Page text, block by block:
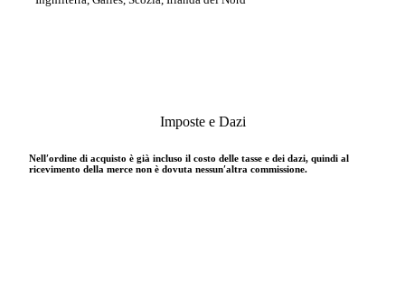
Imposte e Dazi
Nell′ordine di acquisto è già incluso il costo delle tasse e dei dazi, quindi al
ricevimento della merce non è dovuta nessun′altra commissione.